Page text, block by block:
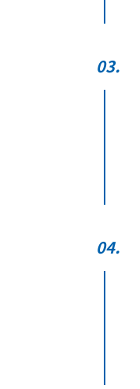
03.
04.